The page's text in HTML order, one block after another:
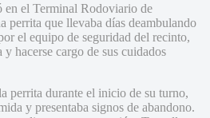
en el Terminal Rodoviario de
que llevaba días deambulando
el equipo de seguridad del recinto,
hacerse cargo de sus cuidados
perrita durante el inicio de su turno,
y presentaba signos de abandono.